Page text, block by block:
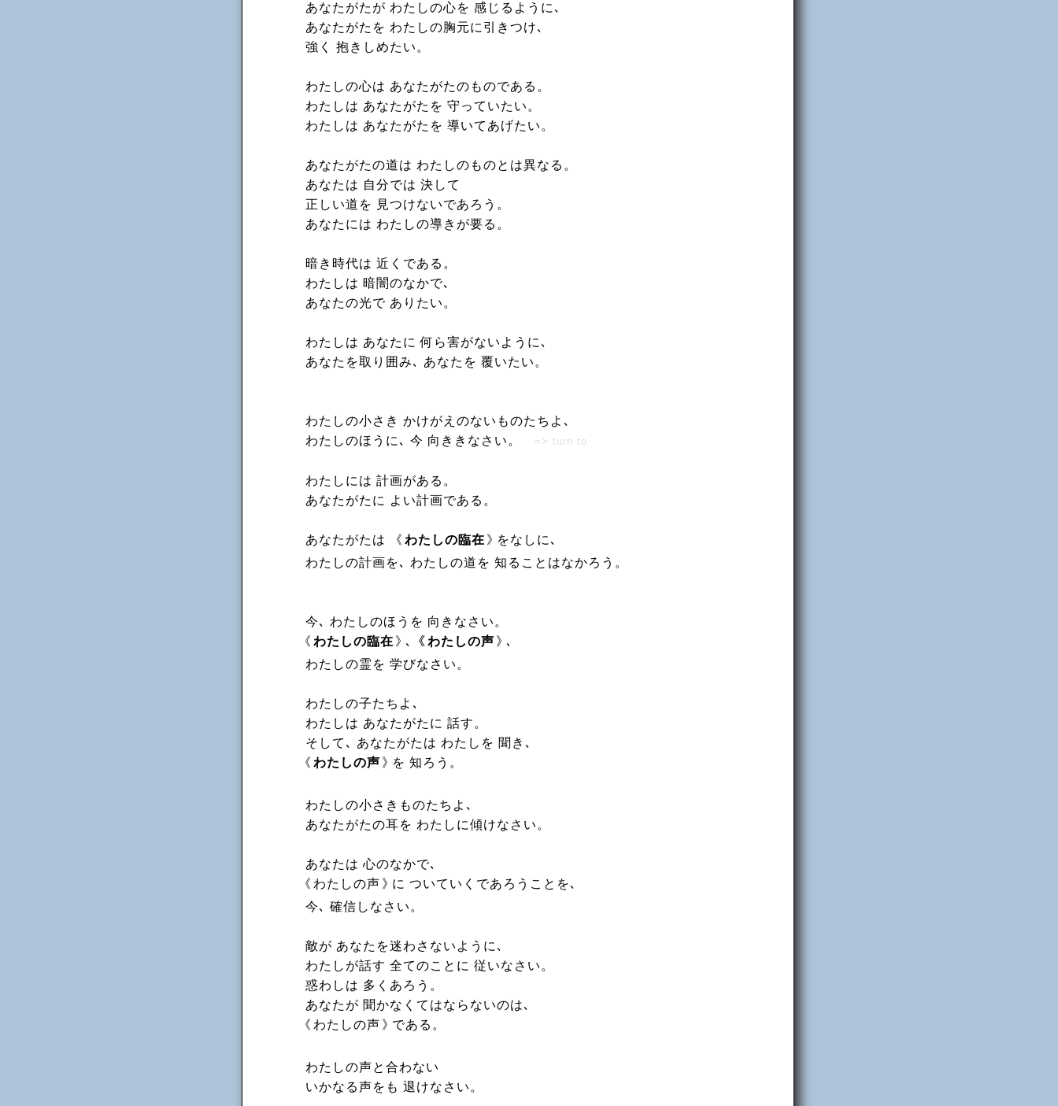
あなたがたが わたしの心を 感じるように､
あなたがたを わたしの胸元に引きつけ､
強く 抱きしめたい。
わたしの心は あなたがたのものである。
わたしは あなたがたを 守っていたい。
わたしは あなたがたを 導いてあげたい。
あなたがたの道は わたしのものとは異なる。
あなたは 自分では 決して
正しい道を 見つけないであろう。
あなたには わたしの導きが要る。
暗き時代は 近くである。
わたしは 暗闇のなかで､
あなたの光で ありたい。
わたしは あなたに 何ら害がないように､
あなたを取り囲み､ あなたを 覆いたい。
わたしの小さき かけがえのないものたちよ､
わたしのほうに､ 今 向ききなさい。
=> turn to
わたしには 計画がある。
あなたがたに よい計画である。
あなたがたは 《 わたしの臨在 》をなしに､
わたしの計画を､ わたしの道を 知ることはなかろう。
今､ わたしのほうを 向きなさい。
《 わたしの臨在 》､《 わたしの声 》､
わたしの霊を 学びなさい。
わたしの子たちよ､
わたしは あなたがたに 話す。
そして､ あなたがたは わたしを 聞き､
《 わたしの声 》を 知ろう。
わたしの小さきものたちよ､
あなたがたの耳を わたしに傾けなさい。
あなたは 心のなかで､
《 わたしの声 》に ついていくであろうことを､
今､ 確信しなさい。
敵が あなたを迷わさないように､
わたしが話す 全てのことに 従いなさい。
惑わしは 多くあろう。
あなたが 聞かなくてはならないのは､
《 わたしの声 》である。
わたしの声と合わない
いかなる声をも 退けなさい。